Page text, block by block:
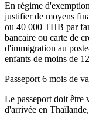
En régime
justifier de moyens
ou 40 000 THB par
bancaire ou carte de
d'immigration au
enfants de moins de
Passeport 6 mois de
Le passeport doit être
d'arrivée en